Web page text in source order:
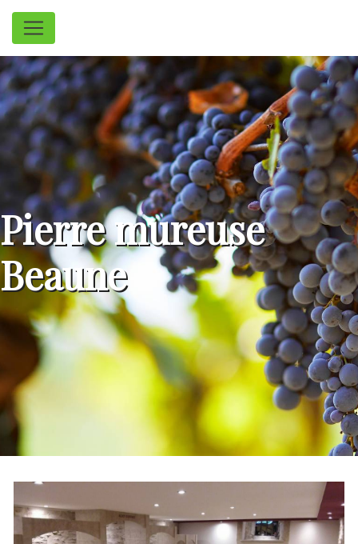
Panneau de gestion des cookies
Pierre mureuse
Beaune